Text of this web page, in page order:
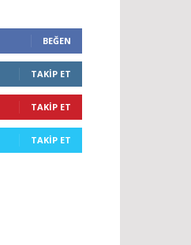
BEĞEN
TAKIP ET
TAKIP ET
TAKIP ET